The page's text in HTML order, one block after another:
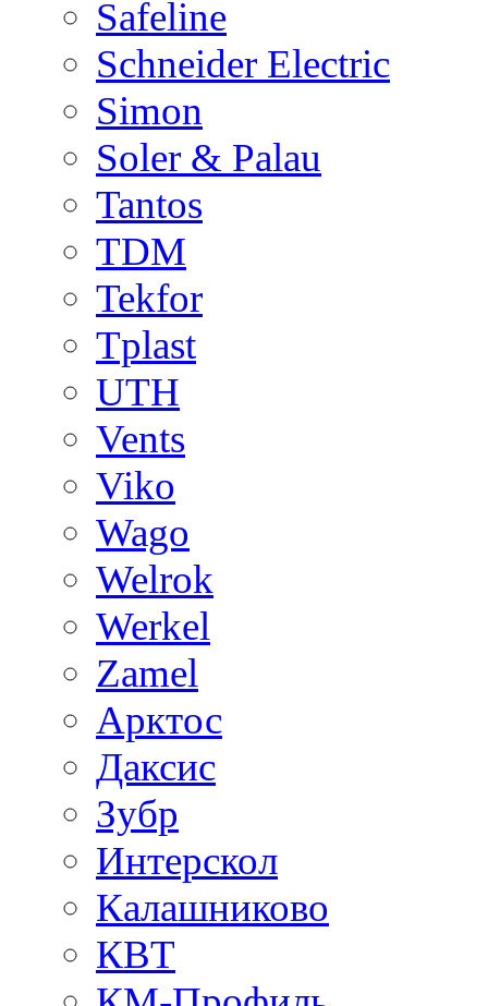
Safeline
Schneider Electric
Simon
Soler & Palau
Tantos
TDM
Tekfor
Tplast
UTH
Vents
Viko
Wago
Welrok
Werkel
Zamel
Арктос
Даксис
Зубр
Интерскол
Калашниково
КВТ